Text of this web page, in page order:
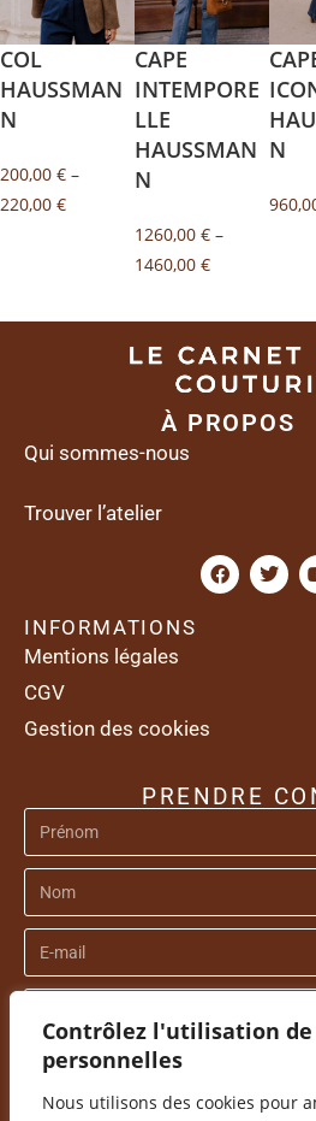
Contrôlez l'utilisation de
personnelles
Nous utilisons des cookies pour
COL
HAUSSMAN
N
200,00 € –
220,00 €
CAPE
INTEMPORE
LLE
HAUSSMAN
N
1260,00 € –
1460,00 €
N
À PROPOS
Qui sommes-nous
Trouver l’atelier
INFORMATIONS
Mentions légales
CGV
Gestion des cookies
PRENDRE